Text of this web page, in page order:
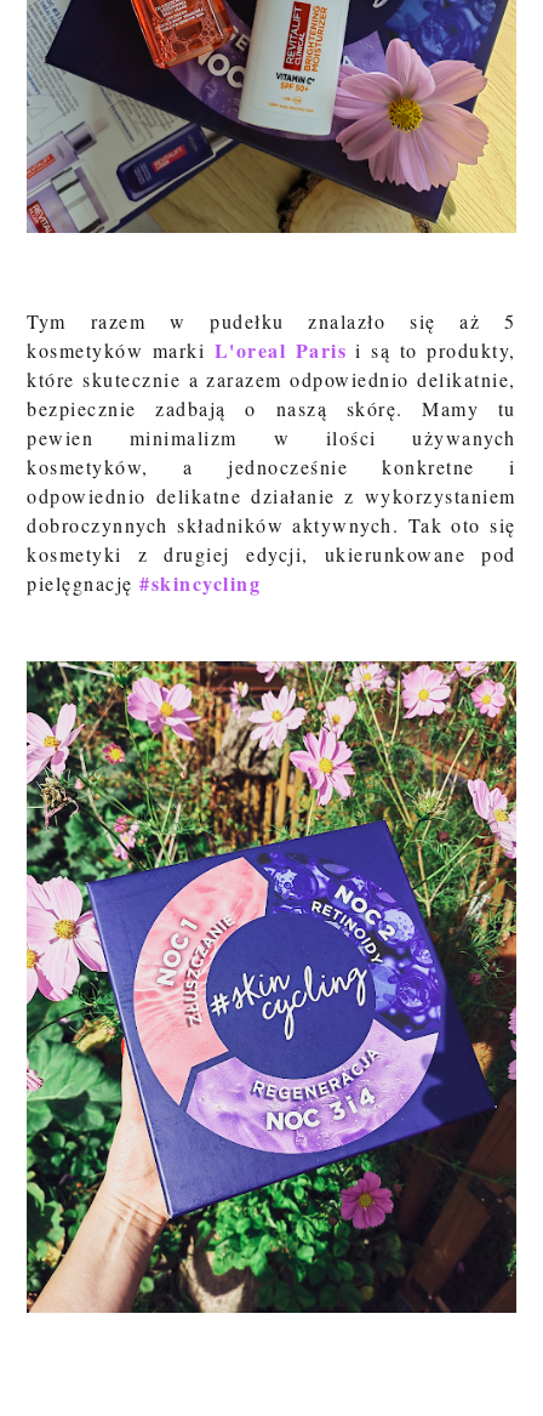
Tym razem w pudełku znalazło się aż 5
kosmetyków marki L'oreal Paris i są to produkty,
które skutecznie a zarazem odpowiednio delikatnie,
bezpiecznie zadbają o naszą skórę. Mamy tu
pewien minimalizm w ilości używanych
kosmetyków, a jednocześnie konkretne i
odpowiednio delikatne działanie z wykorzystaniem
dobroczynnych składników aktywnych. Tak oto się
kosmetyki z drugiej edycji, ukierunkowane pod
pielęgnację#skincycling